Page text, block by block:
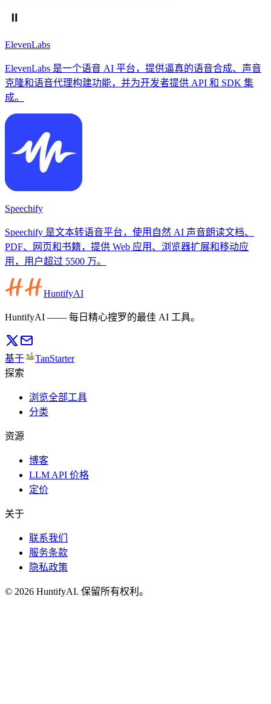
ElevenLabs
ElevenLabs 是一个语音 AI 平台，提供逼真的语音合成、声音
克隆和语音代理构建功能，并为开发者提供 API 和 SDK 集
成。
Speechify
Speechify 是文本转语音平台，使用自然 AI 声音朗读文档、
PDF、网页和书籍，提供 Web 应用、浏览器扩展和移动应
用，用户超过 5500 万。
HuntifyAI
HuntifyAI —— 每日精心搜罗的最佳 AI 工具。
基于
TanStarter
探索
浏览全部工具
分类
资源
博客
LLM API 价格
定价
关于
联系我们
服务条款
隐私政策
© 2026 HuntifyAI. 保留所有权利。